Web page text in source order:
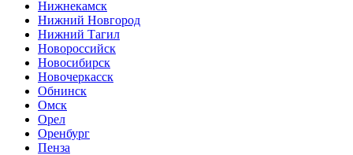
Нижнекамск
Нижний Новгород
Нижний Тагил
Новороссийск
Новосибирск
Новочеркасск
Обнинск
Омск
Орел
Оренбург
Пенза